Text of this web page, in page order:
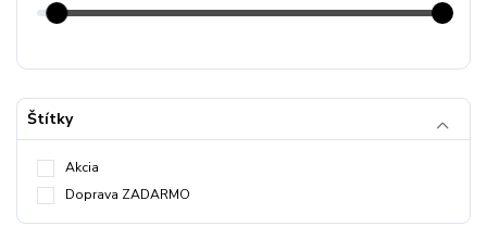
Štítky
Akcia
Doprava ZADARMO